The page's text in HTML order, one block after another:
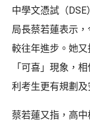
中學文憑試（
局長蔡若蓮表示
較往年進步。她
「可喜」現象，
利考生更有規劃及
蔡若蓮又指，高